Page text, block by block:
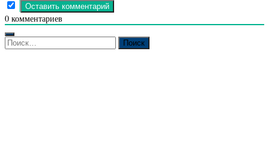
0 комментариев
Найти: